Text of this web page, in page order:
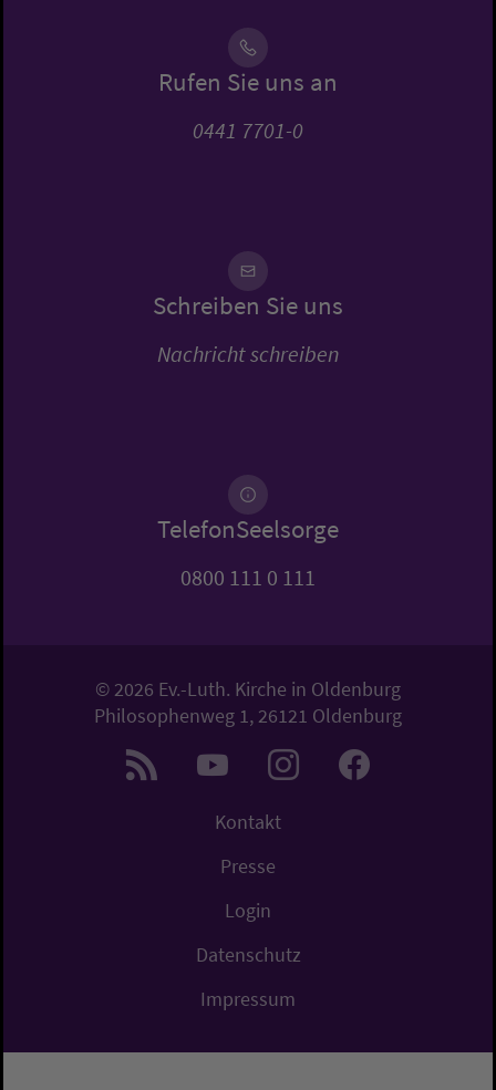
Rufen Sie uns an
0441 7701-0
Schreiben Sie uns
Nachricht schreiben
TelefonSeelsorge
0800 111 0 111
© 2026 Ev.-Luth. Kirche in Oldenburg
Philosophenweg 1, 26121 Oldenburg
Kontakt
Presse
Login
Datenschutz
Impressum